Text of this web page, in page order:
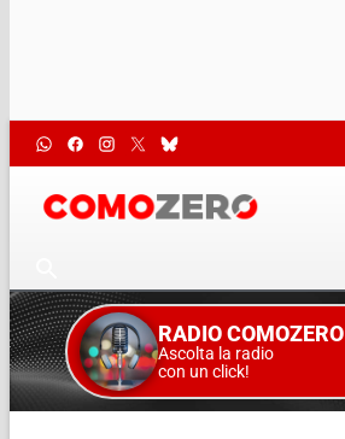
RADIO COMOZERO
Ascolta la radio
con un click!